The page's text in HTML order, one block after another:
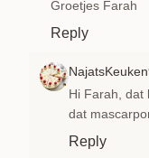
Groetjes Farah
Reply
NajatsKeuken
Hi Farah, dat
dat
Reply